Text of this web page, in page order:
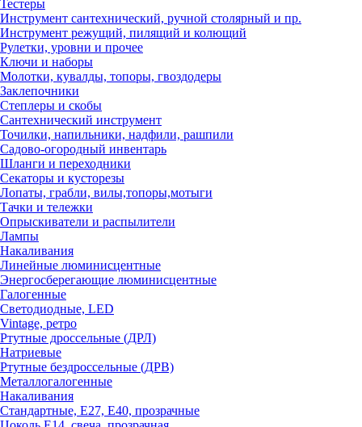
Тестеры
Инструмент сантехнический, ручной столярный и пр.
Инструмент режущий, пилящий и колющий
Рулетки, уровни и прочее
Ключи и наборы
Молотки, кувалды, топоры, гвоздодеры
Заклепочники
Степлеры и скобы
Сантехнический инструмент
Точилки, напильники, надфили, рашпили
Садово-огородный инвентарь
Шланги и переходники
Секаторы и кусторезы
Лопаты, грабли, вилы,топоры,мотыги
Тачки и тележки
Опрыскиватели и распылители
Лампы
Накаливания
Линейные люминисцентные
Энергосберегающие люминисцентные
Галогенные
Светодиодные, LED
Vintage, ретро
Ртутные дроссельные (ДРЛ)
Натриевые
Ртутные бездроссельные (ДРВ)
Металлогалогенные
Накаливания
Стандартные, Е27, Е40, прозрачные